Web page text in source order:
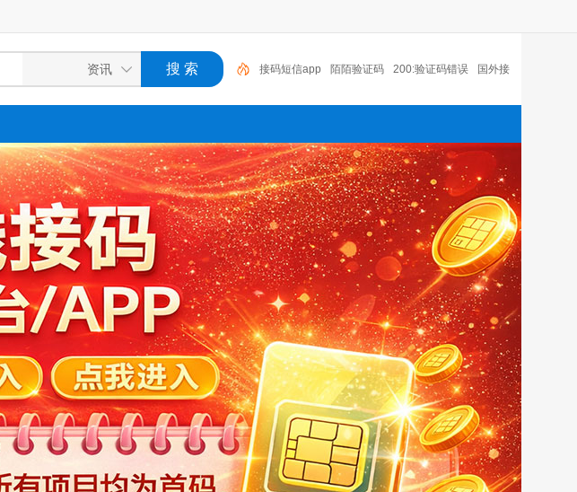
陌陌验证码 200:验证码错误 国外接码软件下载
接码短信平台注册抖音 老年机有没有验证码 语音
验证码收费吗 国外手机号接码网站 探探无法收到验
证码 云短信接码app 接码短信app